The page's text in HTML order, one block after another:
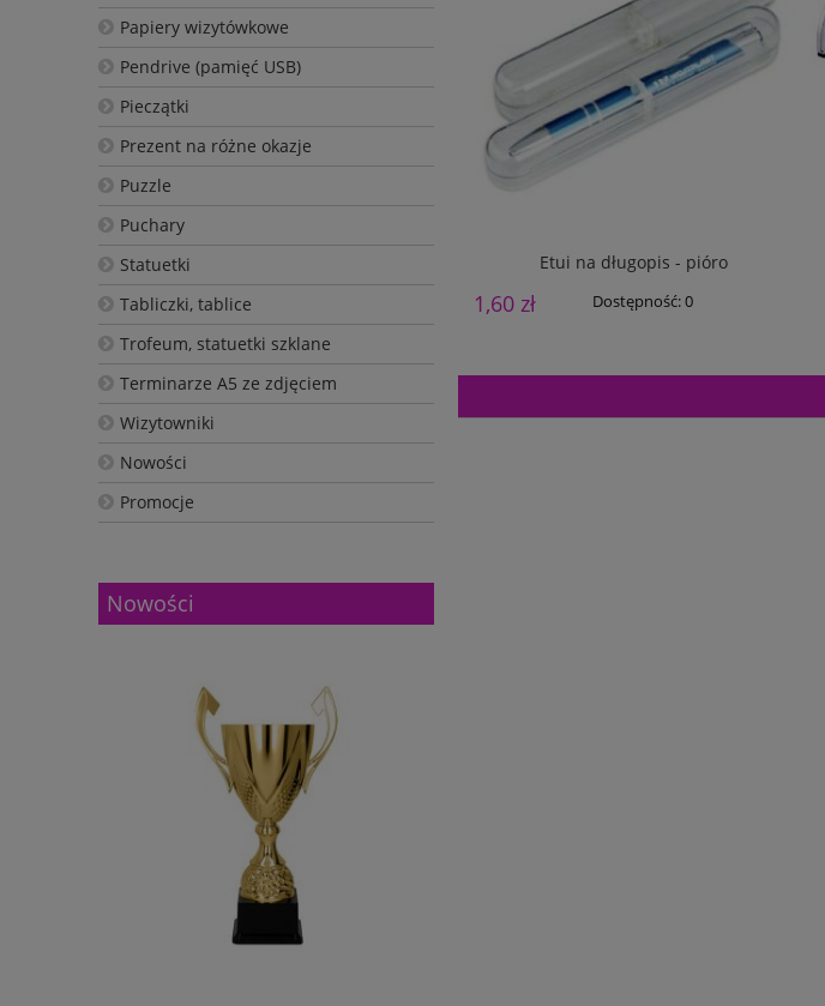
Papiery wizytówkowe
Pendrive (pamięć USB)
Pieczątki
Prezent na różne okazje
Puzzle
Puchary
Statuetki
Tabliczki, tablice
Trofeum, statuetki szklane
Terminarze A5 ze zdjęciem
Wizytowniki
Nowości
Promocje
Nowości
Etui na długopis - pióro
1,60 zł Dostępność:0